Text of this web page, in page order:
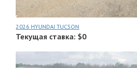
2026 HYUNDAI TUCSON
Текущая ставка: $0